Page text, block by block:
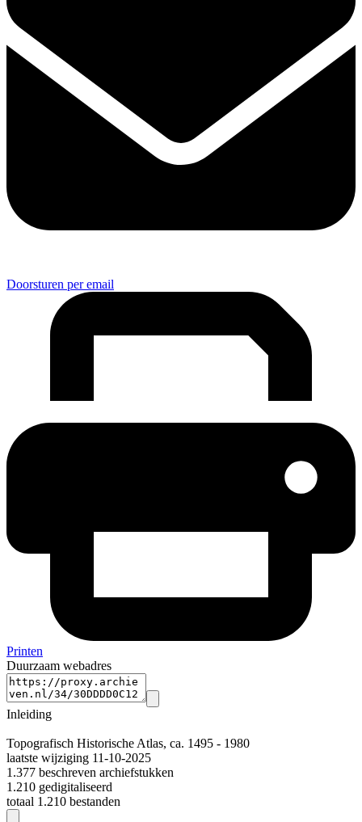
Doorsturen per email
Printen
Duurzaam webadres
Inleiding
Topografisch Historische Atlas, ca. 1495 - 1980
laatste wijziging 11-10-2025
1.377 beschreven archiefstukken
1.210 gedigitaliseerd
totaal 1.210 bestanden